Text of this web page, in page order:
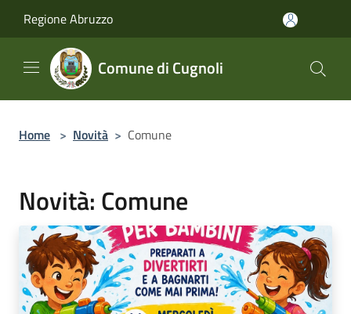
Regione Abruzzo
Comune di Cugnoli
Home > Novità > Comune
Novità: Comune